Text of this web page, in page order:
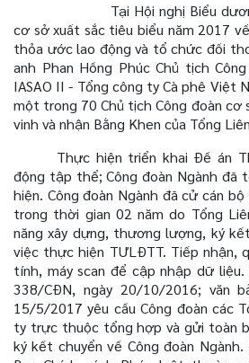
Tại Hội nghị Biểu
cơ sở xuất sắc tiêu biểu năm 2017
thỏa ước lao động và tổ chức đối
anh Phan Hồng Phúc Chủ tịch
IASAO II - Tổng công ty Cà phê Việt
một trong 70 Chủ tịch Công đoàn
vinh và nhận Bằng Khen của Tổng
Thực hiện triển khai Đề án
động tập thể; Công đoàn Ngành
hiện. Công đoàn Ngành đã cử cán
trong thời gian 02 năm do Tổng
năng xây dựng, thương lượng, ký
việc thực hiện TƯLĐTT. Tiếp nhận,
tính, máy scan để cập nhập dữ liệu.
338/CĐN, ngày 20/10/2016; văn
15/5/2017 yêu cầu Công đoàn các
ty trực thuộc tổng hợp và gửi toàn
ký kết chuyển về Công đoàn